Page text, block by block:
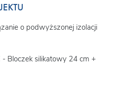
o podwyższonej izolacji
- Bloczek silikatowy 24 cm +